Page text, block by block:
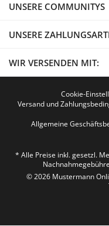
UNSERE COMMUNITYS
UNSERE
WIR VERSENDEN MIT:
Cookie-
Versand und
Allgemeine
* Alle Preise inkl. gesetzl.
© 2026 Mustermann